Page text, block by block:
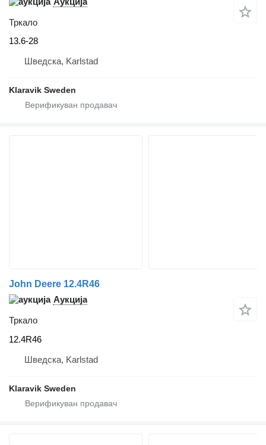
Тркало
13.6-28
Шведска, Karlstad
Klaravik Sweden
John Deere 12.4R46
Аукција
Тркало
12.4R46
Шведска, Karlstad
Klaravik Sweden